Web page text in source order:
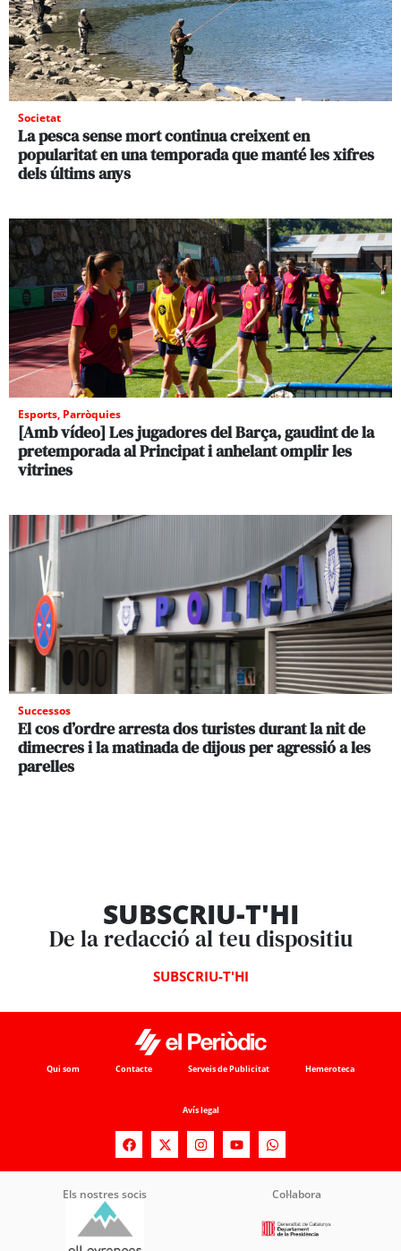
Societat
La pesca sense mort continua creixent en
popularitat en una temporada que manté les xifres
dels últims anys
Esports, Parròquies
[Amb vídeo] Les jugadores del Barça, gaudint de la
pretemporada al Principat i anhelant omplir les
vitrines
Successos
El cos d’ordre arresta dos turistes durant la nit de
dimecres i la matinada de dijous per agressió a les
parelles
SUBSCRIU-T'HI
De la redacció al teu dispositiu
SUBSCRIU-T'HI
Qui som Contacte Serveis de Publicitat Hemeroteca
Avís legal
Els nostres socis Col·labora